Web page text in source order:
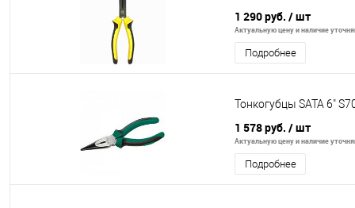
1 290 руб. / шт
Актуальную цену и наличие
Подробнее
Тонкогубцы SATA 6"
1 578 руб. / шт
Актуальную цену и наличие
Подробнее